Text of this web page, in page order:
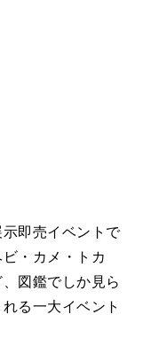
即売イベントで
・カメ・トカ
図鑑でしか見ら
る一大イベント